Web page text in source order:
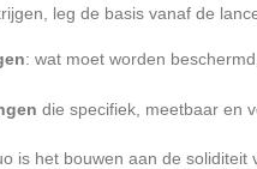
leg de basis vanaf de
: wat moet worden
die specifiek, meetbaar en
is het bouwen aan de soliditeit